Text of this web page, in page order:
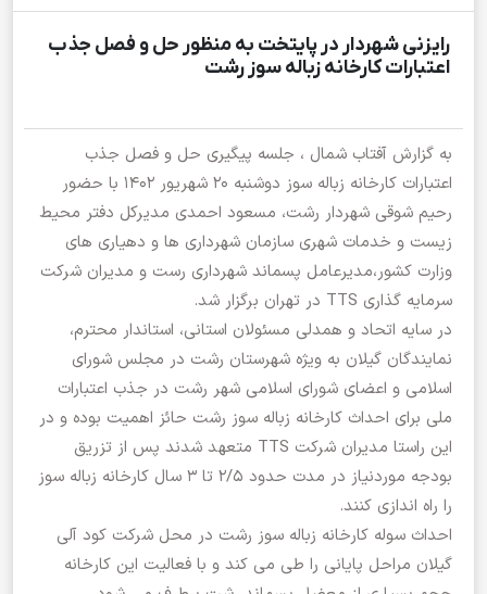
رایزنی شهردار در پایتخت به منظور حل و فصل جذب
اعتبارات کارخانه زباله سوز رشت
به گزارش آفتاب شمال ، جلسه پیگیری حل و فصل جذب
اعتبارات کارخانه زباله سوز دوشنبه ۲۰ شهریور ۱۴۰۲ با حضور
رحیم شوقی شهردار رشت، مسعود احمدی مدیرکل دفتر محیط
زیست و خدمات شهری سازمان شهرداری ها و دهیاری های
وزارت کشور،مدیرعامل پسماند شهرداری رست و مدیران شرکت
سرمایه گذاری TTS در تهران برگزار شد.
در سایه اتحاد و همدلی مسئولان استانی، استاندار محترم،
نمایندگان گیلان به ویژه شهرستان رشت در مجلس شورای
اسلامی و اعضای شورای اسلامی شهر رشت در جذب اعتبارات
ملی برای احداث کارخانه زباله سوز رشت حائز اهمیت بوده و در
این راستا مدیران شرکت TTS متعهد شدند پس از تزریق
بودجه موردنیاز در مدت حدود ۲/۵ تا ۳ سال کارخانه زباله سوز
را راه اندازی کنند.
احداث سوله کارخانه زباله سوز رشت در محل شرکت کود آلی
گیلان مراحل پایانی را طی می کند و با فعالیت این کارخانه